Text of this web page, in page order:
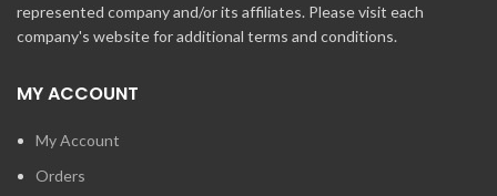
represented company and/or its affiliates. Please visit each
company's website for additional terms and conditions.
MY ACCOUNT
My Account
Orders